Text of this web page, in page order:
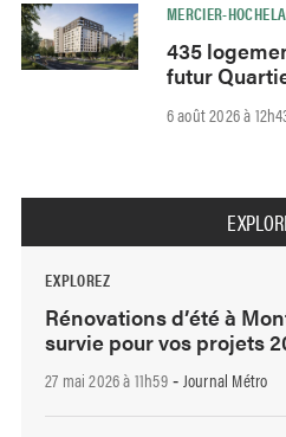
MERCIER-
435
futur
6 août 2026 à
EXPLOREZ
Rénovations d’été à
survie pour vos projets
27 mai 2026 à 11h59- Journal Métro